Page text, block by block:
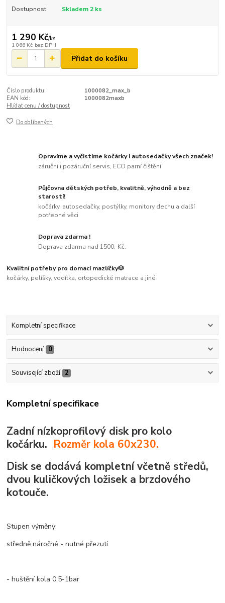
Dostupnost Skladem 2 ks
1 290 Kč/ks
1 066 Kč bez DPH
Přidat do košíku
Číslo produktu:
1000082_max_b
EAN kód:
1000082maxb
Hlídat cenu / dostupnost
Do oblíbených
Opravíme a vyčistíme kočárky i autosedačky všech značek!
záruční i pozáruční servis, ECO parní čištění
Půjčovna dětských potřeb, kvalitně, výhodně a bez
starostí!
kočárky, autosedačky, postýlky, monitory dechu a další
potřebné věci
Doprava zdarma !
Doprava zdarma nad 1500,-Kč.
Kvalitní potřeby pro domací mazlíčky🐶
kočárky, pelíšky, vodítka, ortopedické matrace a jiné
Kompletní specifikace
Hodnocení 0
Související zboží 2
Kompletní specifikace
Zadní nízkoprofilový disk pro kolo
kočárku. Rozměr kola 60x230.
Disk se dodává kompletní včetně středů,
dvou kuličkových ložisek a brzdového
kotouče.
Stupen výměny:
středně náročné - nutné přezutí
- huštění kola 0,5-1bar